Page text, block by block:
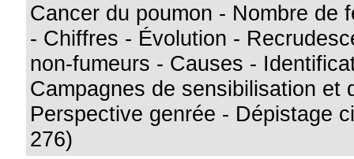
Cancer du poumon - Nombre de
- Chiffres - Évolution -
non-fumeurs - Causes -
Campagnes de sensibilisation et
Perspective genrée - Dépistage
276)